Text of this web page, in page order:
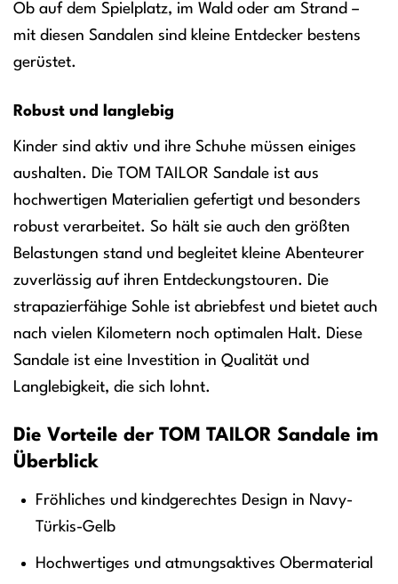
Ob auf dem Spielplatz, im Wald oder am Strand –
mit diesen Sandalen sind kleine Entdecker bestens
gerüstet.
Robust und langlebig
Kinder sind aktiv und ihre Schuhe müssen einiges
aushalten. Die TOM TAILOR Sandale ist aus
hochwertigen Materialien gefertigt und besonders
robust verarbeitet. So hält sie auch den größten
Belastungen stand und begleitet kleine Abenteurer
zuverlässig auf ihren Entdeckungstouren. Die
strapazierfähige Sohle ist abriebfest und bietet auch
nach vielen Kilometern noch optimalen Halt. Diese
Sandale ist eine Investition in Qualität und
Langlebigkeit, die sich lohnt.
Die Vorteile der TOM TAILOR Sandale im
Überblick
Fröhliches und kindgerechtes Design in Navy-
Türkis-Gelb
Hochwertiges und atmungsaktives Obermaterial